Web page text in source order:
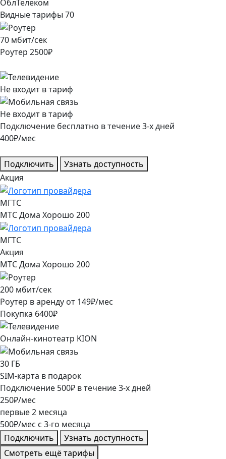
ОблТелеком
Видные тарифы 70
70 мбит/сек
Роутер 2500₽
Не входит в тариф
Не входит в тариф
Подключение бесплатно в течение3-х дней
400₽/мес
Подключить
Узнать доступность
Акция
МГТС
МТС Дома Хорошо 200
МГТС
Акция
МТС Дома Хорошо 200
200 мбит/сек
Роутер в аренду от 149₽/мес
Покупка 6400₽
Онлайн-кинотеатр KION
30 ГБ
SIM-карта в подарок
Подключение 500₽ в течение3-х дней
250₽/мес
первые2 месяца
500₽/мес c 3-го месяца
Подключить
Узнать доступность
Смотреть ещё тарифы